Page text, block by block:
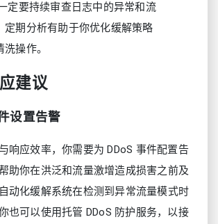
定要持续审查日志中的异常和流
定期分析有助于你优化缓解策略
操作。
建议
设置告警
响应效率，你需要为 DDoS 事件配置告
助你在洪泛和流量激增造成损害之前及
动化缓解系统在检测到异常流量模式时
也可以使用托管 DDoS 防护服务，以接